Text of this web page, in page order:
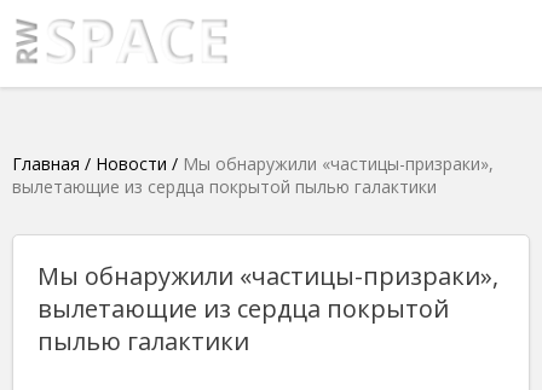
Главная / Новости / Мы обнаружили «частицы-призраки»,
вылетающие из сердца покрытой пылью галактики
Мы обнаружили «частицы-призраки»,
вылетающие из сердца покрытой
пылью галактики